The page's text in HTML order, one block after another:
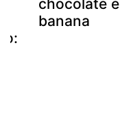
chocolate e
banana